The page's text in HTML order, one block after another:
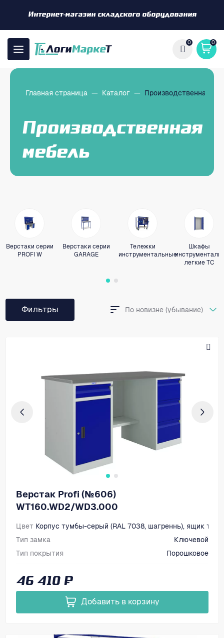
Интернет-магазин складского оборудования
0 0
Главная страница — Каталог — Производственная
Производственная
мебель
Верстаки серии
PROFI W
Верстаки серии
GARAGE
Тележки
инструментальные
Шкафы
легкие ТС
Фильтры По новизне (убывание)
Верстак Profi (№606)
WT160.WD2/WD3.000
Цвет Корпус тумбы-серый (RAL 7038, шагреннь), ящик
Тип замка
Ключевой
Тип покрытия
Порошковое
46 410 ₽
Добавить в корзину